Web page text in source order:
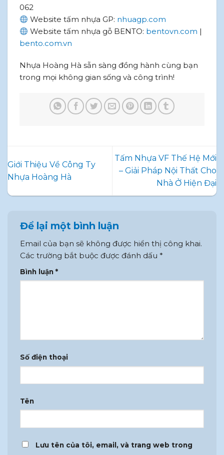
062
Website tấm nhựa GP: nhuagp.com
Website tấm nhựa gỗ BENTO: bentovn.com |
bento.com.vn
Nhựa Hoàng Hà sẵn sàng đồng hành cùng bạn
trong mọi không gian sống và công trình!
Giới Thiệu Về Công Ty
Nhựa Hoàng Hà
Tấm Nhựa VF Thế Hệ Mới
– Giải Pháp Nội Thất Cho
Nhà Ở Hiện Đại
Để lại một bình luận
Email của bạn sẽ không được hiển thị công khai.
Các trường bắt buộc được đánh dấu *
Bình luận *
Số điện thoại
Tên
Lưu tên của tôi, email, và trang web trong